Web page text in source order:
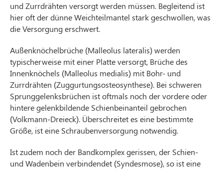
und Zurrdrähten versorgt werden müssen. Begleitend ist
hier oft der dünne Weichteilmantel stark geschwollen, was
die Versorgung erschwert.
Außenknöchelbrüche (Malleolus lateralis) werden
typischerweise mit einer Platte versorgt, Brüche des
Innenknöchels (Malleolus medialis) mit Bohr- und
Zurrdrähten (Zuggurtungsosteosynthese). Bei schweren
Sprunggelenksbrüchen ist oftmals noch der vordere oder
hintere gelenkbildende Schienbeinanteil gebrochen
(Volkmann-Dreieck). Überschreitet es eine bestimmte
Größe, ist eine Schraubenversorgung notwendig.
Ist zudem noch der Bandkomplex gerissen, der Schien-
und Wadenbein verbindendet (Syndesmose), so ist eine